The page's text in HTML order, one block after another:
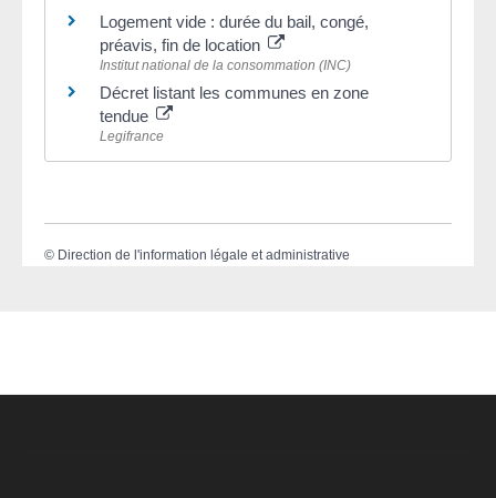
Logement vide : durée du bail, congé,
préavis, fin de location
Institut national de la consommation (INC)
Décret listant les communes en zone
tendue
Legifrance
© Direction de l'information légale et administrative